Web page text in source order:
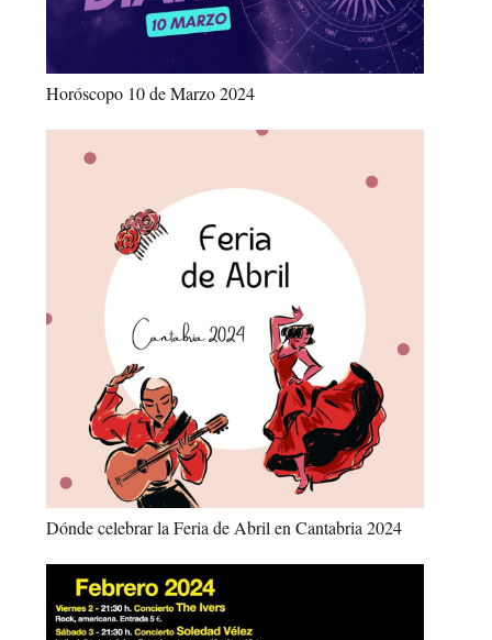
Horóscopo 10 de Marzo 2024
Dónde celebrar la Feria de Abril en Cantabria 2024